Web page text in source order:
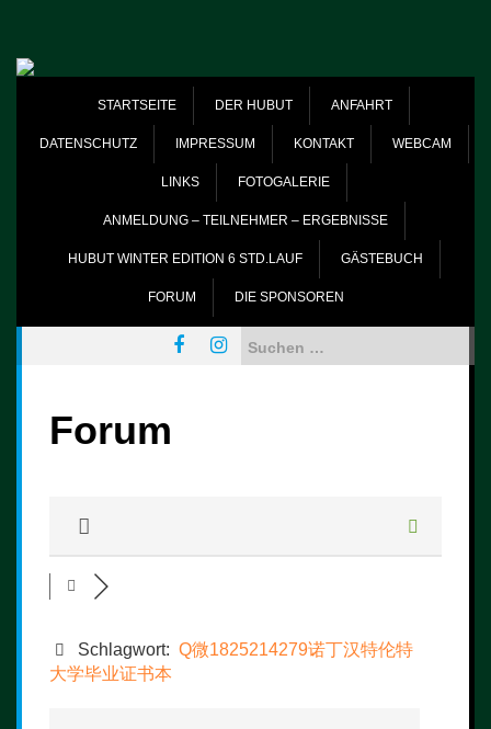
STARTSEITE DER HUBUT ANFAHRT
DATENSCHUTZ IMPRESSUM KONTAKT WEBCAM
LINKS FOTOGALERIE
ANMELDUNG – TEILNEHMER – ERGEBNISSE
HUBUT WINTER EDITION 6 STD.LAUF GÄSTEBUCH
FORUM DIE SPONSOREN
nach:
Forum
Schlagwort: Q微1825214279诺丁汉特伦特
大学毕业证书本